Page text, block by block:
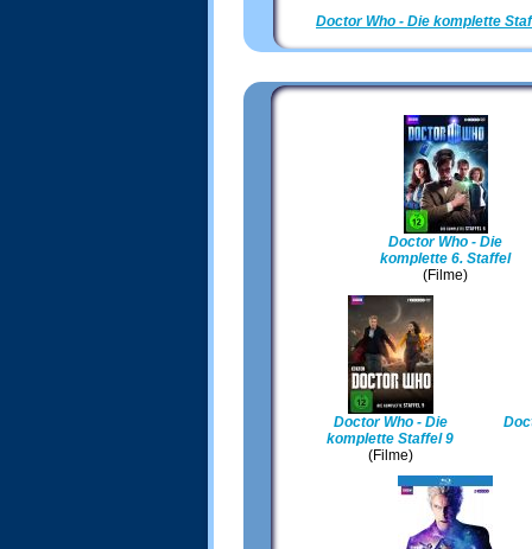
Doctor Who - Die komplette
Doctor Who - Die
komplette 6. Staffel
(Filme)
Doctor Who - Die
komplette Staffel 9
(Filme)